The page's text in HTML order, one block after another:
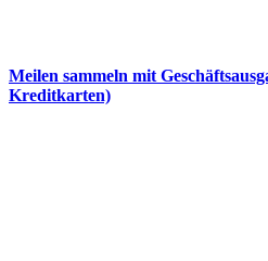
Meilen sammeln mit
Kreditkarten)